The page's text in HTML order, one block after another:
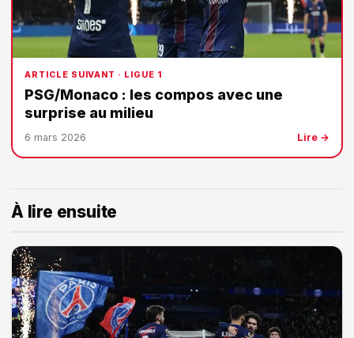
ARTICLE SUIVANT · LIGUE 1
PSG/Monaco : les compos avec une
surprise au milieu
6 mars 2026 Lire →
À lire ensuite